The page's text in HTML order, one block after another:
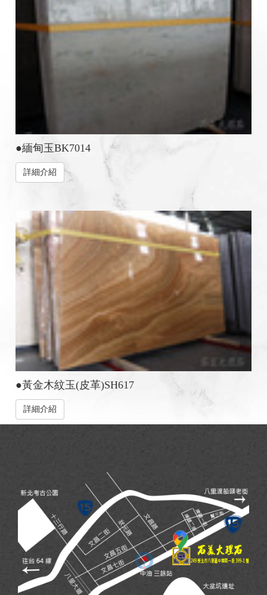
●緬甸玉BK7014
詳細介紹
●黃金木紋玉(皮革)SH617
詳細介紹